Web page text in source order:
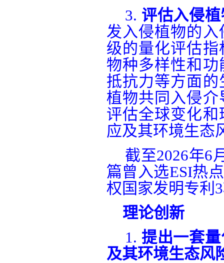
3. 评估入侵
发入侵植物的
级的量化评估
物种多样性和
抵抗力等方面
植物共同入侵
评估全球变化
应及其环境生态
截至2026年6
篇曾入选ESI热
权国家发明专利 3
理论创新
1. 提出一套
及其环境生态风